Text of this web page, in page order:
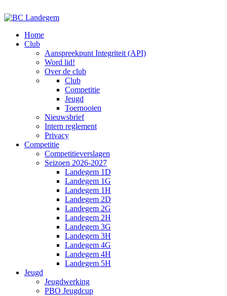
Home
Club
Aanspreekpunt Integriteit (API)
Word lid!
Over de club
Club
Competitie
Jeugd
Toernooien
Nieuwsbrief
Intern reglement
Privacy
Competitie
Competitieverslagen
Seizoen 2026-2027
Landegem 1D
Landegem 1G
Landegem 1H
Landegem 2D
Landegem 2G
Landegem 2H
Landegem 3G
Landegem 3H
Landegem 4G
Landegem 4H
Landegem 5H
Jeugd
Jeugdwerking
PBO Jeugdcup